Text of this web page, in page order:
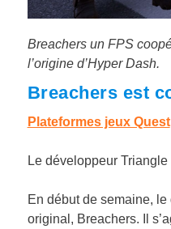
Breachers un FPS
l’origine d’Hyper Dash.
Breachers est
Plateformes jeux Quest
Le développeur
En début de semaine,
original, Breachers. Il